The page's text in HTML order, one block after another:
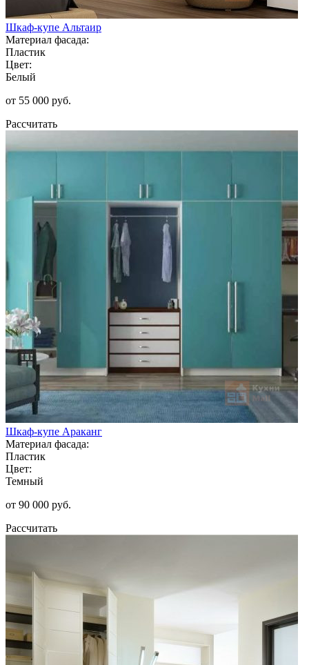
Шкаф-купе Альтаир
Материал фасада:
Пластик
Цвет:
Белый
от 55 000 руб.
Рассчитать
Шкаф-купе Араканг
Материал фасада:
Пластик
Цвет:
Темный
от 90 000 руб.
Рассчитать